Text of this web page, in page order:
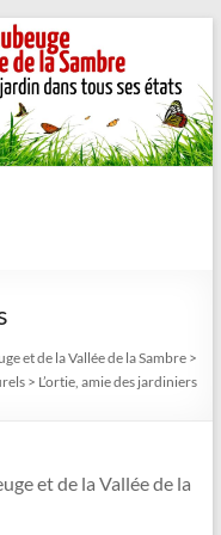
et de la Vallée de la Sambre >
> L’ortie, amie des jardiniers
et de la Vallée de la